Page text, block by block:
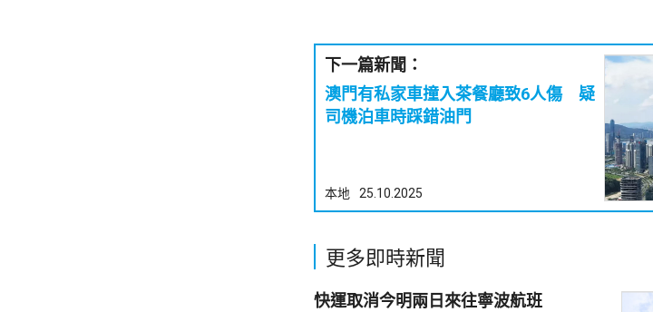
下一篇新聞：
澳門有私家車撞入茶餐廳致6人傷 疑
司機泊車時踩錯油門
本地 25.10.2025
更多即時新聞
快運取消今明兩日來往寧波航班